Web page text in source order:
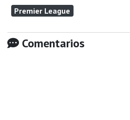
Premier League
Comentarios